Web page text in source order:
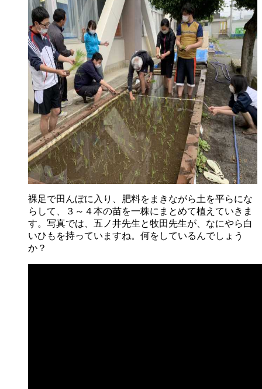
裸足で田んぼに入り、肥料をまきながら土を平らにな
らして、３～４本の苗を一株にまとめて植えていきま
す。写真では、五ノ井先生と牧田先生が、なにやら白
いひもを持っていますね。何をしているんでしょう
か？